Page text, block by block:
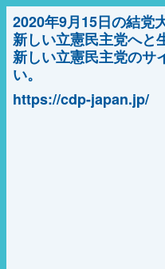
2020年9月15日の結党
新しい立憲民主党へと
新しい立憲民主党のサ
い。
https://cdp-japan.jp/